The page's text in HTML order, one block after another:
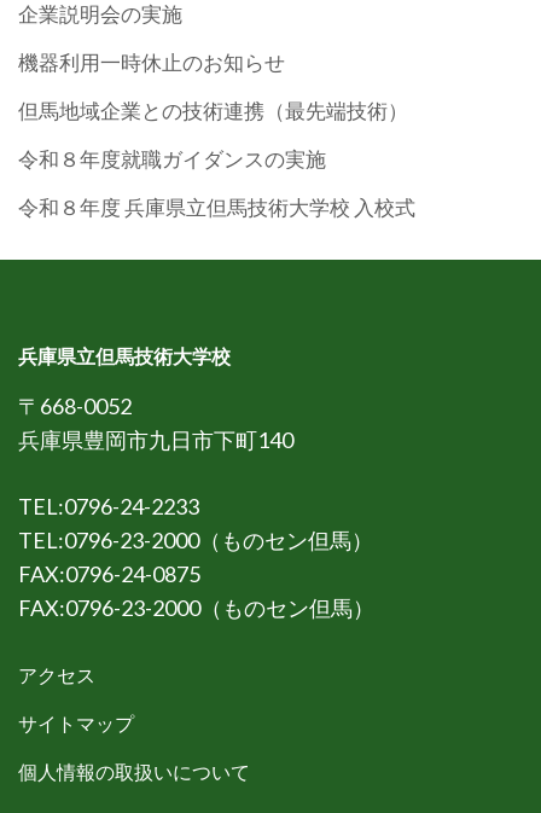
企業説明会の実施
機器利用一時休止のお知らせ
但馬地域企業との技術連携（最先端技術）
令和８年度就職ガイダンスの実施
令和８年度 兵庫県立但馬技術大学校 入校式
兵庫県立但馬技術大学校
〒668-0052
兵庫県豊岡市九日市下町140
TEL:0796-24-2233
TEL:0796-23-2000（ものセン但馬）
FAX:0796-24-0875
FAX:0796-23-2000（ものセン但馬）
アクセス
サイトマップ
個人情報の取扱いについて